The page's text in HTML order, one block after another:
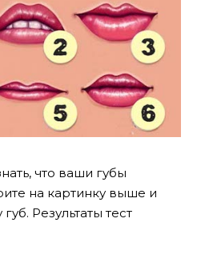
что ваши губы
на картинку выше и
Результаты тест